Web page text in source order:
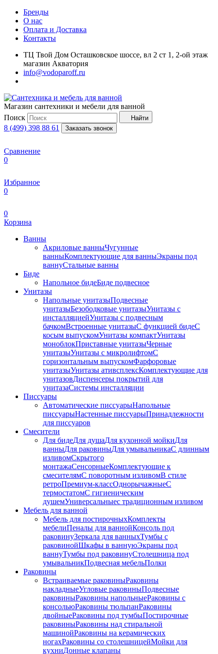
Бренды
О нас
Оплата и Доставка
Контакты
ТЦ Твой Дом Осташковское шоссе, вл 2 ст 1, 2-ой этаж
магазин Акватория
info@vodoparoff.ru
Магазин сантехники и мебели для ванной
Поиск
Найти
8 (499) 398 88 61 Заказать звонок
Сравнение
0
Избранное
0
0
Корзина
Ванны
Акриловые ванныЧугунные
ванныКомплектующие для ванныЭкраны под
ваннуСтальные ванны
Биде
Напольное бидеБиде пoдвеснoе
Унитазы
Напольные унитазыПодвесные
унитазыБезободковые унитазыУнитазы с
инсталляциейУнитазы с подвесным
бачкомВстроенные унитазыС функцией бидеС
косым выпускомУнитазы компактУнитазы
моноблокПриставные унитазыЧерные
унитазыУнитазы с микролифтомC
горизонтальным выпускомФарфоровые
унитазыУнитазы ативсплексКомплектующие для
унитазовДиспенсеры покрытий для
унитазаСистемы инсталляции
Писсуары
Автоматические писсуарыНапольные
писсуарыНастенные писсуарыПринадлежности
для писсуаров
Смесители
Для бидеДля душаДля кухонной мойкиДля
ванныДля раковиныДля умывальникаС длинным
изливомСкрытого
монтажаСенсорныеКомплектующие к
смесителямС поворотным изливомВ стиле
ретроПремиум-классОднорычажныеС
термостатомС гигиеническим
душемУниверсальныес традиционным изливом
Мебель для ванной
Мебель для постирочныхКомплекты
мебелиПеналы для ваннойКонсоль под
раковинуЗеркала для ванныхТумбы с
раковинойШкафы в ваннуюЭкраны под
ваннуТумбы под раковинуСтолешница под
умывальникПодвесная мебельПолки
Раковины
Встраиваемые раковиныРаковины
накладныеУгловые раковиныПодвесные
раковиныРаковины напольныеРаковины с
консольюРаковины тюльпанРаковины
двойныеРаковины под тумбыПостирочные
раковиныРаковины над стиральной
машинойРаковины на керамических
ногахРаковины со столешницейМойки для
кухниДонные клапаны